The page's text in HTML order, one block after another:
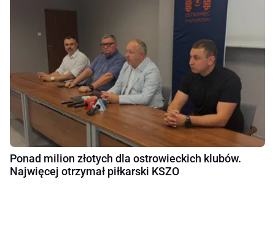
Ponad milion złotych dla ostrowieckich klubów.
Najwięcej otrzymał piłkarski KSZO